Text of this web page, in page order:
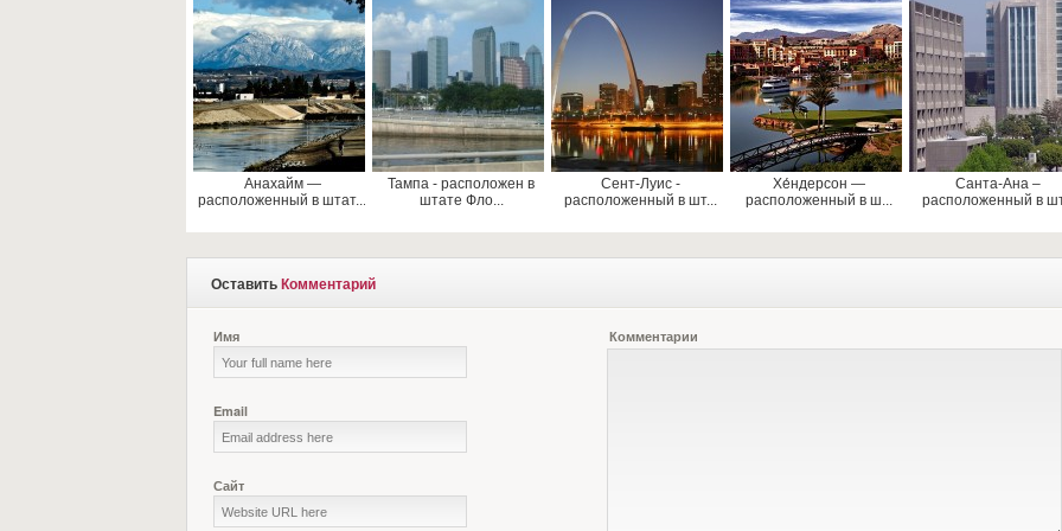
Анахайм —
расположенный в штат...
Тампа - расположен в
штате Фло...
Сент-Луис -
расположенный в шт...
Хе́ндерсон —
расположенный в ш...
Санта-Ана –
расположенный в
ОставитьКомментарий
Имя
Email
Сайт
Комментарии